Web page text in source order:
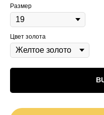
Размер
Цвет золота